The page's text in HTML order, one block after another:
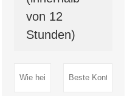
von 12
Stunden)